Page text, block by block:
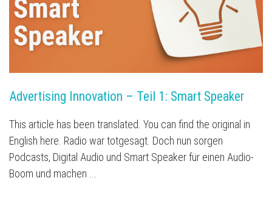
Advertising Innovation – Teil 1: Smart Speaker
This article has been translated. You can find the original in
English here. Radio war totgesagt. Doch nun sorgen
Podcasts, Digital Audio und Smart Speaker für einen Audio-
Boom und machen ...